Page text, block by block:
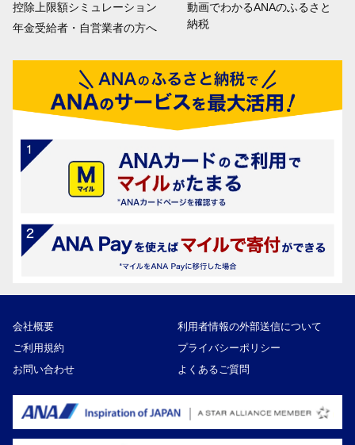
控除上限額シミュレーション
年金受給者・自営業者の方へ
動画でわかるANAのふるさと
納税
会社概要
利用者情報の外部送信について
ご利用規約
プライバシーポリシー
お問い合わせ
よくあるご質問